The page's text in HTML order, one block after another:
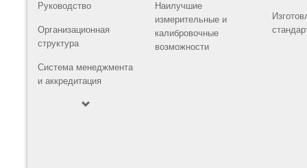
Руководство
Организационная
структура
Система менеджмента
и аккредитация
Наилучшие
измерительные и
калибровочные
возможности